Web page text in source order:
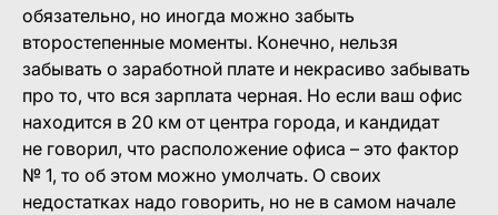
обязательно, но иногда можно забыть
второстепенные моменты. Конечно, нельзя
забывать о заработной плате и некрасиво забывать
про то, что вся зарплата черная. Но если ваш офис
находится в 20 км от центра города, и кандидат
не говорил, что расположение офиса – это фактор
№ 1, то об этом можно умолчать. О своих
недостатках надо говорить, но не в самом начале